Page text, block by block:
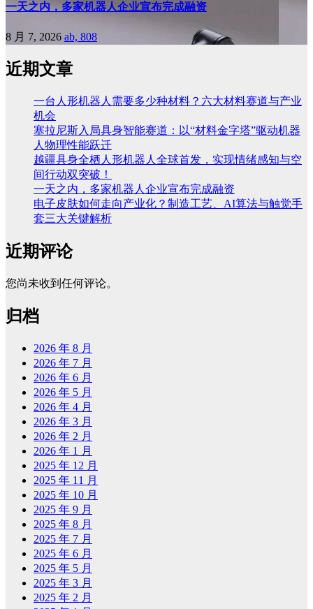
一天之内，多家机器人企业宣布完成融资
8 月 7, 2026 ab, 808
近期文章
一台人形机器人需要多少种材料？六大材料赛道与产业
机会
塞拉尼斯入局具身智能赛道：以“材料金字塔”驱动机器
人物理性能跃迁
越疆具身全栖人形机器人全球首发，实现情绪感知与空
间行动双突破！
一天之内，多家机器人企业宣布完成融资
电子皮肤如何走向产业化？制造工艺、AI算法与触觉手
套三大关键解析
近期评论
您尚未收到任何评论。
归档
2026 年 8 月
2026 年 7 月
2026 年 6 月
2026 年 5 月
2026 年 4 月
2026 年 3 月
2026 年 2 月
2026 年 1 月
2025 年 12 月
2025 年 11 月
2025 年 10 月
2025 年 9 月
2025 年 8 月
2025 年 7 月
2025 年 6 月
2025 年 5 月
2025 年 3 月
2025 年 2 月